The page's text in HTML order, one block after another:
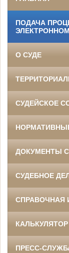
ПОДАЧА
О СУДЕ
СУДЕЙСКОЕ
ДОКУМЕНТЫ
СУДЕБНОЕ
СПРАВОЧНАЯ
ПРЕСС-